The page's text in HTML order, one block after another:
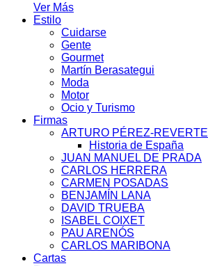
Ver Más
Estilo
Cuidarse
Gente
Gourmet
Martín Berasategui
Moda
Motor
Ocio y Turismo
Firmas
ARTURO PÉREZ-REVERTE
Historia de España
JUAN MANUEL DE PRADA
CARLOS HERRERA
CARMEN POSADAS
BENJAMÍN LANA
DAVID TRUEBA
ISABEL COIXET
PAU ARENÓS
CARLOS MARIBONA
Cartas